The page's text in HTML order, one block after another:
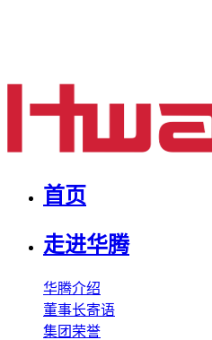
首页
走进华腾
华腾介绍
董事长寄语
集团荣誉